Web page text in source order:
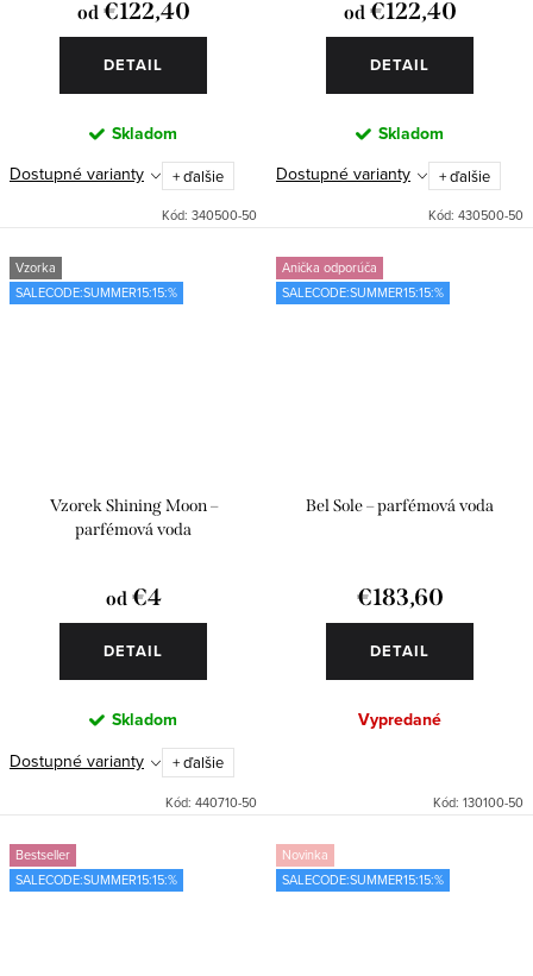
od €122,40
DETAIL
Skladom
Dostupné varianty
+ ďalšie
Kód: 340500-50
od €122,40
DETAIL
Skladom
Dostupné varianty
+ ďalšie
Kód: 430500-50
Vzorka
SALECODE:SUMMER15:15:%
Vzorek Shining Moon –
parfémová voda
od€4
DETAIL
Skladom
Dostupné varianty
+ ďalšie
Kód: 440710-50
Anička odporúča
SALECODE:SUMMER15:15:%
Bel Sole – parfémová voda
€183,60
DETAIL
Vypredané
Kód: 130100-50
Bestseller
SALECODE:SUMMER15:15:%
Novinka
SALECODE:SUMMER15:15:%